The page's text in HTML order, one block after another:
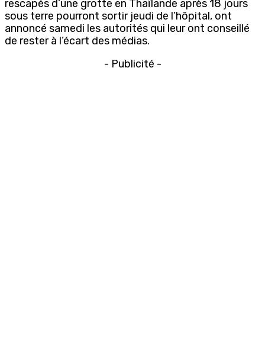
rescapés d’une grotte en Thaïlande après 18 jours
sous terre pourront sortir jeudi de l’hôpital, ont
annoncé samedi les autorités qui leur ont conseillé
de rester à l’écart des médias.
- Publicité -